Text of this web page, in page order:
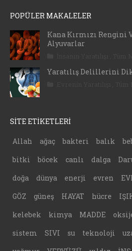
POPÜLER MAKALELER
Kana Kırmızı Rengini
Alyuvarlar
Yaratılış Delillerini
SİTE ETİKETLERİ
Allah ağaç bakteri balık
bitki
böcek canlı dalga
doğa
dünya enerji evren
GÖZ
güneş HAYAT hücre
kelebek
kimya MADDE
sistem
SIVI su teknoloji